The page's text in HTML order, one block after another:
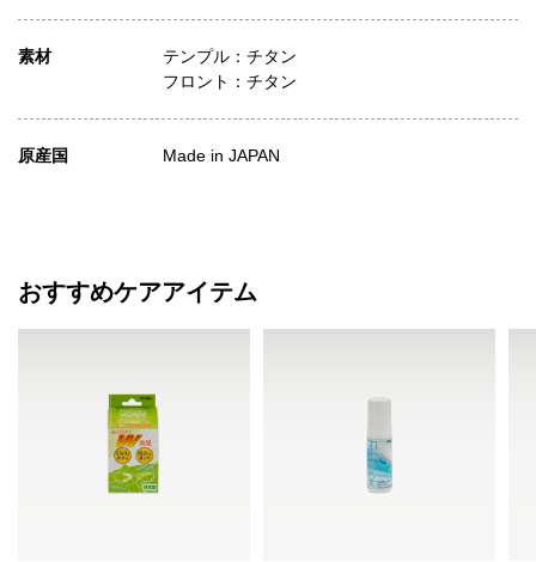
素材
テンプル：チタン
フロント：チタン
原産国 Made in JAPAN
おすすめケアアイテム